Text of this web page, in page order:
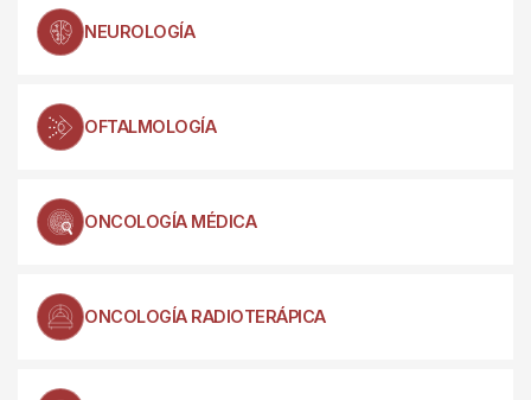
NEUROLOGÍA
OFTALMOLOGÍA
ONCOLOGÍA MÉDICA
ONCOLOGÍA RADIOTERÁPICA